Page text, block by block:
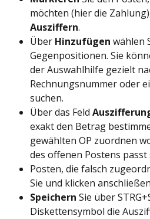
möchten (hier die
Ausziffern.
Über Hinzufügen wählen
Gegenpositionen. Sie
der Auswahlhilfe gezielt
Rechnungsnummer oder
suchen.
Über das Feld
exakt den Betrag
gewählten OP zuordnen
des offenen Postens
Posten, die falsch
Sie und klicken
Speichern Sie über
Diskettensymbol die